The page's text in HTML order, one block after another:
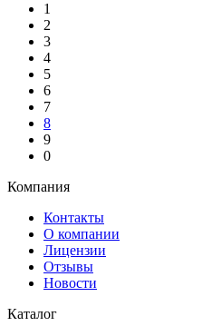
1
2
3
4
5
6
7
8
9
0
Компания
Контакты
О компании
Лицензии
Отзывы
Новости
Каталог